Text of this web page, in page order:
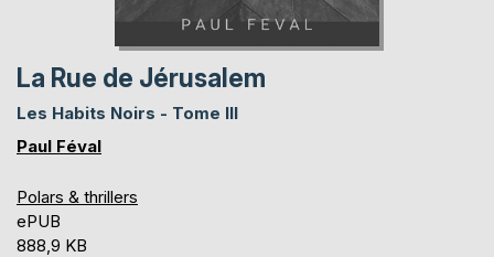
La Rue de Jérusalem
Les Habits Noirs - Tome III
Paul Féval
Polars & thrillers
ePUB
888,9 KB